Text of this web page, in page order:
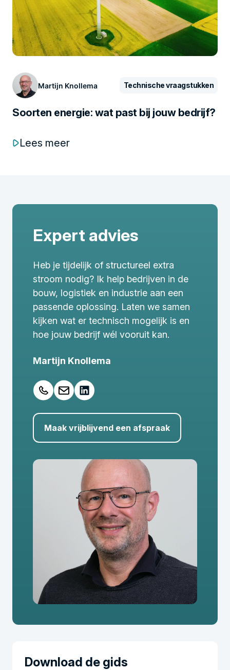
Martijn Knollema Technische vraagstukken
Soorten energie: wat past bij jouw bedrijf?
Lees meer
Download de gids
Expert advies
Heb je tijdelijk of structureel extra
stroom nodig? Ik help bedrijven in de
bouw, logistiek en industrie aan een
passende oplossing. Laten we samen
kijken wat er technisch mogelijk is en
hoe jouw bedrijf wél vooruit kan.
Martijn Knollema
Maak vrijblijvend een afspraak